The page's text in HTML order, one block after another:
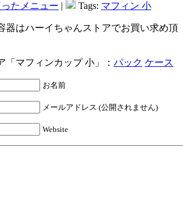
たメニュー | Tags: マフィン 小
器はハーイちゃんストアでお買い求め頂
「マフィンカップ 小」： パック ケース
お名前
メールアドレス (公開されません)
Website